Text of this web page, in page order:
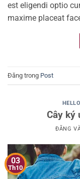
est eligendi optio
maxime placeat
Đăng trong Post
HELLO
Cây ký
ĐĂNG
03
Th10